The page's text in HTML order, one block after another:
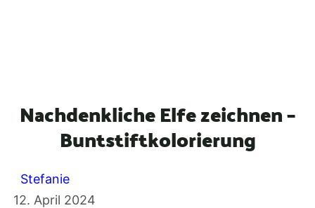
Nachdenkliche Elfe zeichnen –
Buntstiftkolorierung
Stefanie
12. April 2024